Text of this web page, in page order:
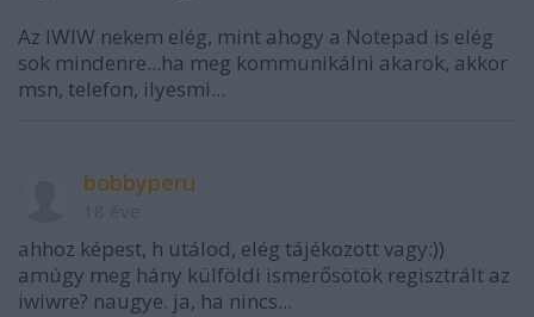
Az IWIW nekem elég, mint ahogy a Notepad is elég
sok mindenre...ha meg kommunikálni akarok, akkor
msn, telefon, ilyesmi...
bobbyperu
ahhoz képest, h utálod, elég tájékozott vagy:))
amúgy meg hány külföldi ismerősötök regisztrált az
iwiwre? naugye. ja, ha nincs...